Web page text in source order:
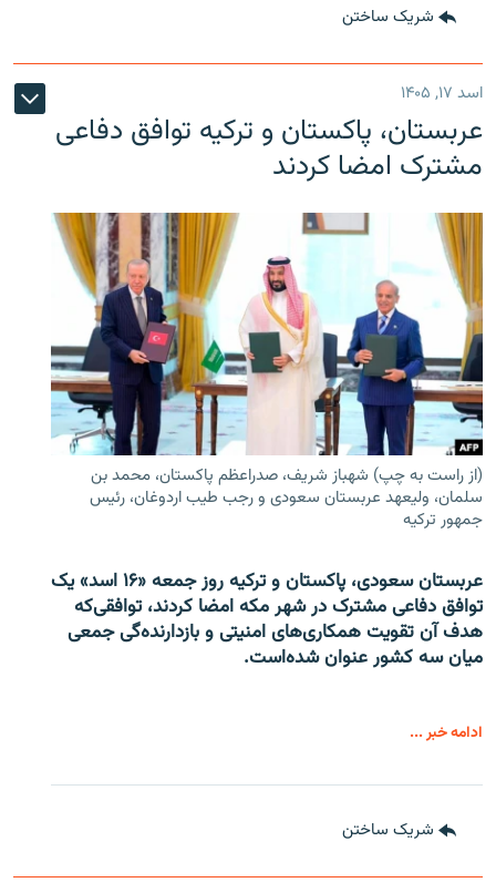
شریک ساختن
اسد ۱۷, ۱۴۰۵
عربستان، پاکستان و ترکیه توافق دفاعی
مشترک امضا کردند
(از راست به چپ) شهباز شریف، صدراعظم پاکستان، محمد بن
سلمان، ولیعهد عربستان سعودی و رجب طیب اردوغان، رئیس
جمهور ترکیه
عربستان سعودی، پاکستان و ترکیه روز جمعه «۱۶ اسد» یک
توافق دفاعی مشترک در شهر مکه امضا کردند، توافقی‌که
هدف آن تقویت همکاری‌های امنیتی و بازدارنده‌گی جمعی
میان سه کشور عنوان شده‌است.
ادامه خبر ...
شریک ساختن